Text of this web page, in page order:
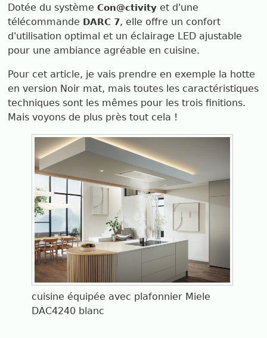
Dotée du systèmeCon@ctivity et d'une
télécommande DARC 7, elle offre un confort
d'utilisation optimal et un éclairage LED ajustable
pour une ambiance agréable en cuisine.
Pour cet article, je vais prendre en exemple la hotte
en version Noir mat, mais toutes les caractéristiques
techniques sont les mêmes pour les trois finitions.
Mais voyons de plus près tout cela !
cuisine équipée avec plafonnier Miele
DAC4240 blanc